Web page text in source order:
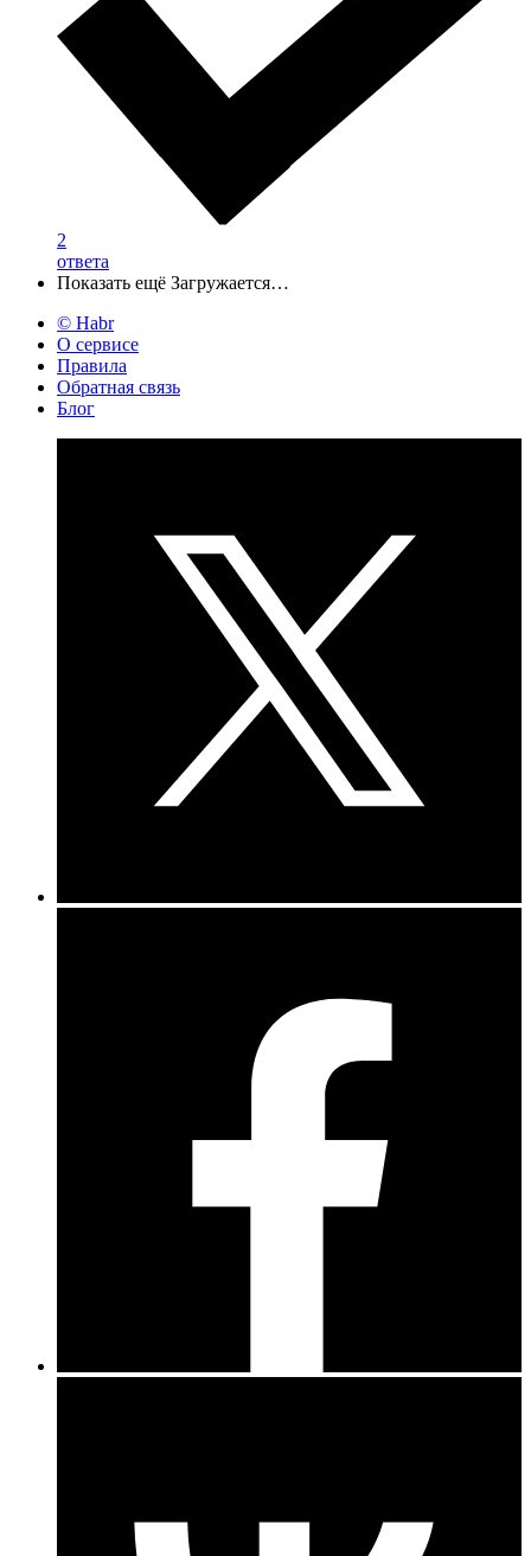
2
ответа
Показать ещё Загружается…
© Habr
О сервисе
Правила
Обратная связь
Блог